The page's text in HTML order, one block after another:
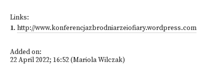
Links:
1. http://www.konferencjazbrodniarzeiofiary.wordpress.com
Added on:
22 April 2022; 16:52 (Mariola Wilczak)